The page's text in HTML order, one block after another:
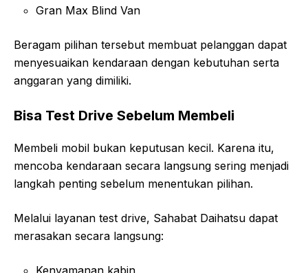
Gran Max Blind Van
Beragam pilihan tersebut membuat pelanggan dapat
menyesuaikan kendaraan dengan kebutuhan serta
anggaran yang dimiliki.
Bisa Test Drive Sebelum Membeli
Membeli mobil bukan keputusan kecil. Karena itu,
mencoba kendaraan secara langsung sering menjadi
langkah penting sebelum menentukan pilihan.
Melalui layanan test drive, Sahabat Daihatsu dapat
merasakan secara langsung:
Kenyamanan kabin